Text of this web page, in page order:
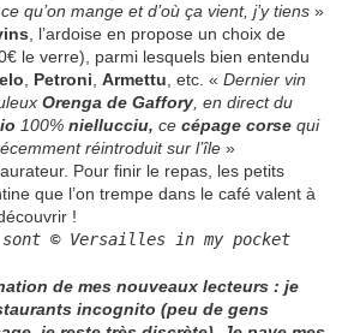
qu’on mange et d’où ça vient, j’y tiens »
, l’ardoise en propose un choix de
le verre), parmi lesquels bien entendu
Petroni Armettu , etc. « Dernier vin
Orenga de Gaffory , en direct du
100% niellucciu, ce cépage corse qui
réintroduit sur l’île »
Pour finir le repas, les petits
que l’on trempe dans le café valent à
!
© Versailles in my pocket
de mes nouveaux lecteurs : je
incognito (peu de gens